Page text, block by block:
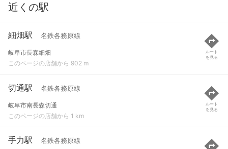
近くの駅
細畑駅 名鉄各務原線
岐阜市長森細畑
このページの店舗から 902 m
ルート
を見る
切通駅 名鉄各務原線
岐阜市南長森切通
このページの店舗から 1 km
ルート
を見る
手力駅 名鉄各務原線